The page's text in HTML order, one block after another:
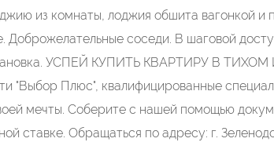
из комнаты, лоджия обшита вагонкой и
Доброжелательные соседи. В шаговой
УСПЕЙ КУПИТЬ КВАРТИРУ В
"Выбор Плюс", квалифицированные
мечты. Соберите с нашей помощью
ставке. Обращаться по адресу: г.